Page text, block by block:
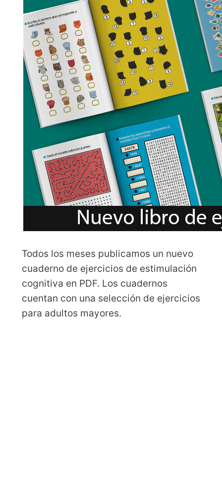
Todos los meses publicamos un nuevo
cuaderno de ejercicios de estimulación
cognitiva en PDF. Los cuadernos
cuentan con una selección de ejercicios
para adultos mayores.